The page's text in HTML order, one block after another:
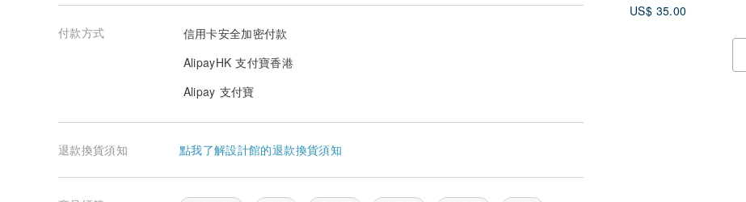
US$ 35.00
付款方式
信用卡安全加密付款
AlipayHK 支付寶香港
Alipay 支付寶
退款換貨須知 點我了解設計館的退款換貨須知